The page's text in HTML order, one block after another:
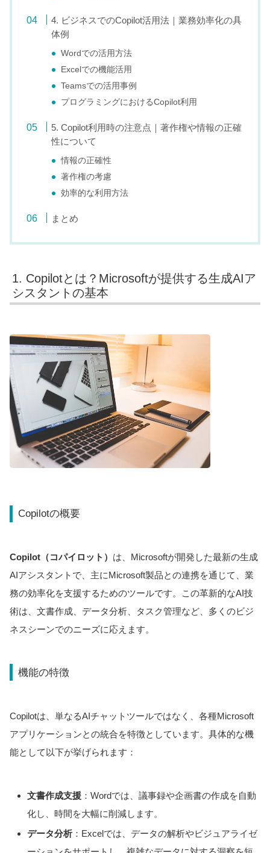
4. ビジネスでのCopilot活用法｜業務効率化の具
体例
Wordでの活用方法
Excelでの機能活用
Teamsでの活用事例
プログラミングにおけるCopilot利用
5. Copilot利用時の注意点｜著作権や情報の正確
性について
情報の正確性
著作権の考慮
効率的な利用方法
まとめ
1. Copilotとは？Microsoftが提供する生成AIア
シスタントの基本
Copilotの概要
Copilot（コパイロット） は、Microsoftが開発した最新の生成
AIアシスタントで、主にMicrosoft製品との連携を通じて、業
務の効率化を支援するためのツールです。この革新的なAI技
術は、文書作成、データ分析、タスク管理など、多くのビジ
ネスシーンでのニーズに応えます。
機能の特徴
Copilotは、単なるAIチャットツールではなく、各種Microsoft
アプリケーションとの統合を特徴としています。具体的な機
能として以下が挙げられます：
文書作成支援 ：Wordでは、議事録や企画書の作成を自動
化し、時間を大幅に削減します。
データ分析 ：Excelでは、データの解析やビジュアライゼ